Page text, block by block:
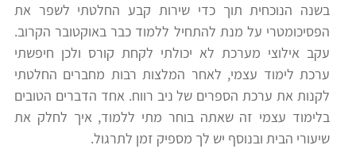
מידע
כללי
קורסי
פסיכומטרי
וחטיבות
ביניים
הכנה
למבחני
מיון
בשנה הנוכחית תוך כדי שירות קבע החלטתי לשפר את
הפסיכומטרי על מנת להתחיל ללמוד כבר באוקטובר הקרוב.
עקב אילוצי מערכת לא יכולתי לקחת קורס ולכן חיפשתי
ערכת לימוד עצמי, לאחר המלצות רבות מחברים החלטתי
לקנות את ערכת הספרים של ניב רווח. אחד הדברים הטובים
בלימוד עצמי זה שאתה בוחר מתי ללמוד, איך לחלק את
שיעורי הבית ובנוסף יש לך מספיק זמן לתרגול.